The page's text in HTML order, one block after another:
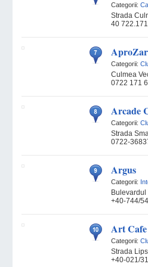
Categorii:
Strada
40
Categorii:
Culmea
0722 171
Arcade
Categorii:
Strada
0722-
Argus
Categorii:
Bulevardul
+40-744/
Art Cafe
Categorii:
Strada
+40-021/